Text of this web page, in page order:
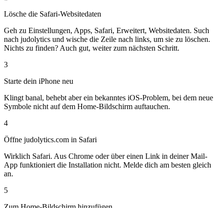
Lösche die Safari-Websitedaten
Geh zu Einstellungen, Apps, Safari, Erweitert, Websitedaten. Such
nach judolytics und wische die Zeile nach links, um sie zu löschen.
Nichts zu finden? Auch gut, weiter zum nächsten Schritt.
3
Starte dein iPhone neu
Klingt banal, behebt aber ein bekanntes iOS-Problem, bei dem neue
Symbole nicht auf dem Home-Bildschirm auftauchen.
4
Öffne judolytics.com in Safari
Wirklich Safari. Aus Chrome oder über einen Link in deiner Mail-
App funktioniert die Installation nicht. Melde dich am besten gleich
an.
5